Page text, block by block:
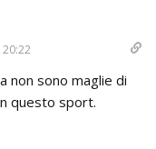
non sono maglie di
questo sport.